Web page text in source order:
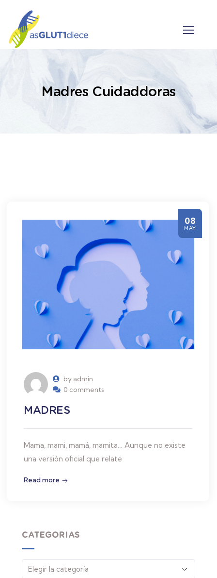
Madres Cuidaddoras
by admin
0 comments
MADRES
Mama, mami, mamá, mamita… Aunque no existe
una versión oficial que relate
Read more
08
MAY
CATEGORIAS